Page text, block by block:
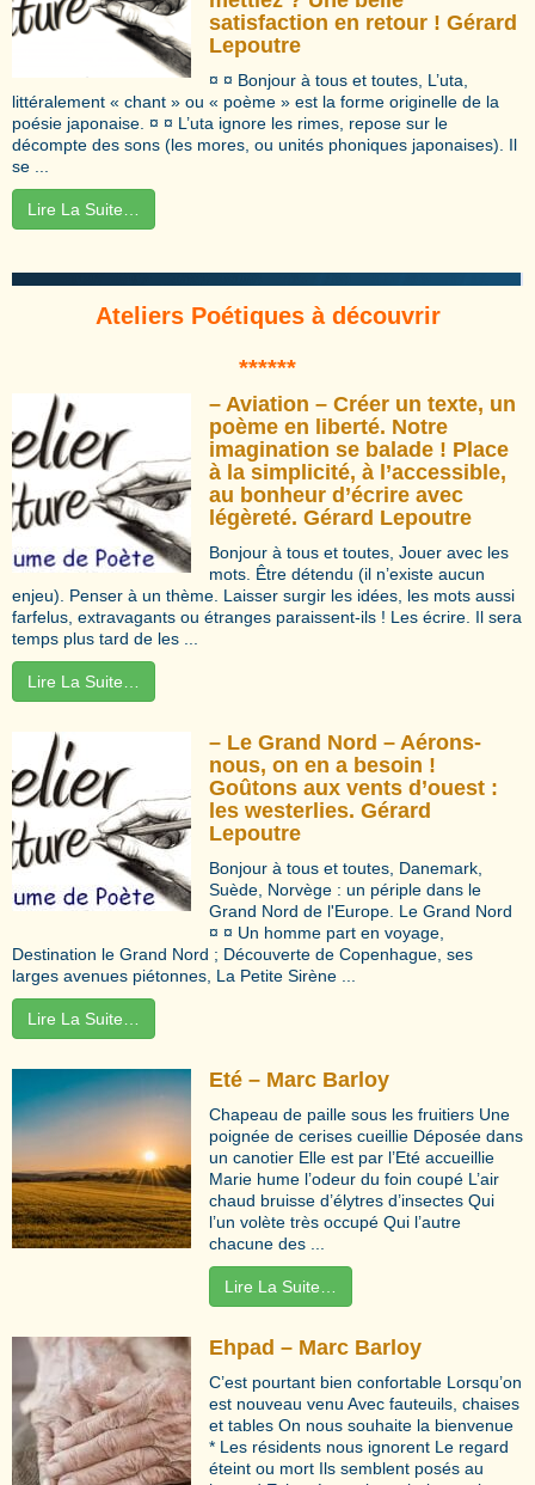
satisfaction en retour ! Gérard
Lepoutre
¤ ¤ Bonjour à tous et toutes, L’uta,
littéralement « chant » ou « poème » est la forme originelle de la
poésie japonaise. ¤ ¤ L’uta ignore les rimes, repose sur le
décompte des sons (les mores, ou unités phoniques japonaises). Il
se ...
Lire La Suite…
Ateliers Poétiques à découvrir
******
– Aviation – Créer un texte, un
poème en liberté. Notre
imagination se balade ! Place
à la simplicité, à l’accessible,
au bonheur d’écrire avec
légèreté. Gérard Lepoutre
Bonjour à tous et toutes, Jouer avec les
mots. Être détendu (il n’existe aucun
enjeu). Penser à un thème. Laisser surgir les idées, les mots aussi
farfelus, extravagants ou étranges paraissent-ils ! Les écrire. Il sera
temps plus tard de les ...
Lire La Suite…
– Le Grand Nord – Aérons-
nous, on en a besoin !
Goûtons aux vents d’ouest :
les westerlies. Gérard
Lepoutre
Bonjour à tous et toutes, Danemark,
Suède, Norvège : un périple dans le
Grand Nord de l'Europe. Le Grand Nord
¤ ¤ Un homme part en voyage,
Destination le Grand Nord ; Découverte de Copenhague, ses
larges avenues piétonnes, La Petite Sirène ...
Lire La Suite…
Eté – Marc Barloy
Chapeau de paille sous les fruitiers Une
poignée de cerises cueillie Déposée dans
un canotier Elle est par l’Eté accueillie
Marie hume l’odeur du foin coupé L’air
chaud bruisse d’élytres d’insectes Qui
l’un volète très occupé Qui l’autre
chacune des ...
Lire La Suite…
Ehpad – Marc Barloy
C’est pourtant bien confortable Lorsqu’on
est nouveau venu Avec fauteuils, chaises
et tables On nous souhaite la bienvenue
* Les résidents nous ignorent Le regard
éteint ou mort Ils semblent posés au